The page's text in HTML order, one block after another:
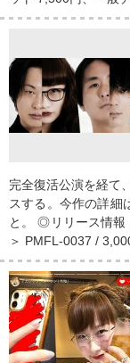
完全復活公演を経て
スする。今作の詳細
と。 ◎リリース情報
＞ PMFL-0037 /